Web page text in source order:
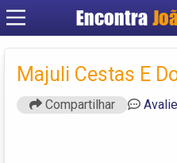
Encontra
Majuli Cestas E
Compartilhar